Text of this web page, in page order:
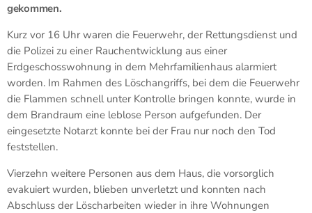
gekommen.
Kurz vor 16 Uhr waren die Feuerwehr, der Rettungsdienst und
die Polizei zu einer Rauchentwicklung aus einer
Erdgeschosswohnung in dem Mehrfamilienhaus alarmiert
worden. Im Rahmen des Löschangriffs, bei dem die Feuerwehr
die Flammen schnell unter Kontrolle bringen konnte, wurde in
dem Brandraum eine leblose Person aufgefunden. Der
eingesetzte Notarzt konnte bei der Frau nur noch den Tod
feststellen.
Vierzehn weitere Personen aus dem Haus, die vorsorglich
evakuiert wurden, blieben unverletzt und konnten nach
Abschluss der Löscharbeiten wieder in ihre Wohnungen